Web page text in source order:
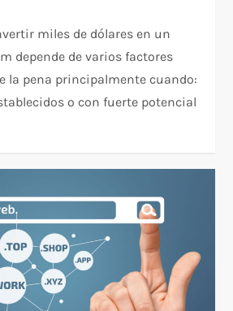
miles de dólares en un
depende de varios factores
la pena principalmente cuando:​
o con fuerte potencial